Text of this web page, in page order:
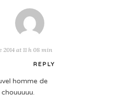
2014 at 11 h 08 min
REPLY
homme de